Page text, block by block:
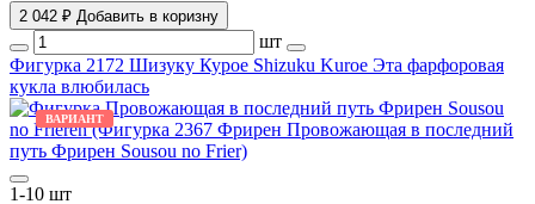
2 042 ₽ Добавить в коризну
шт
Фигурка 2172 Шизуку Курое Shizuku Kuroe Эта фарфоровая
кукла влюбилась
ВАРИАНТ
1-10 шт